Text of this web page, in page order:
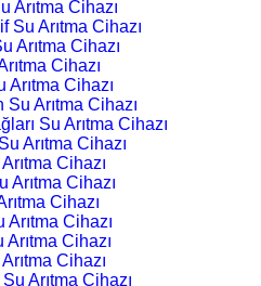
Arıtma Cihazı
Su Arıtma Cihazı
Arıtma Cihazı
Cihazı
Arıtma Cihazı
Su Arıtma Cihazı
Su Arıtma Cihazı
Arıtma Cihazı
Cihazı
Arıtma Cihazı
Cihazı
Arıtma Cihazı
Cihazı
Cihazı
Arıtma Cihazı